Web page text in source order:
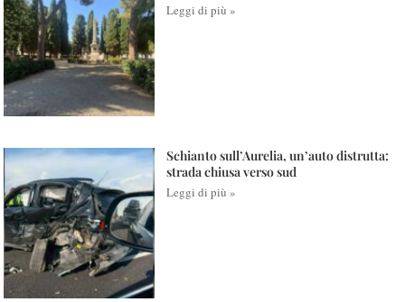
Leggi di più »
Schianto sull’Aurelia, un’auto distrutta:
strada chiusa verso sud
Leggi di più »